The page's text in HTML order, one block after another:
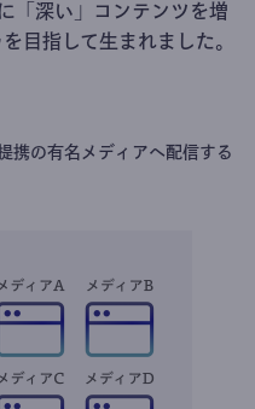
「深い」コンテンツを増
目指して生まれました。
の有名メディアへ配信する